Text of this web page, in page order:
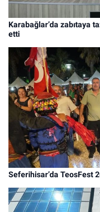
Karabağlar’da zabıtaya
etti
Seferihisar’da TeosFest